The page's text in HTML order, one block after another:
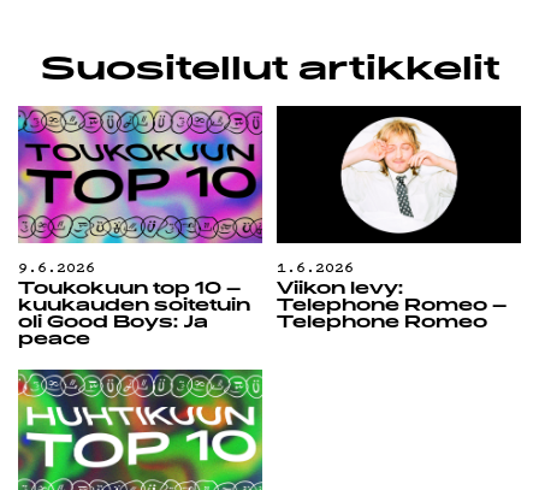
Suositellut artikkelit
9.6.2026
Toukokuun top 10 –
kuukauden soitetuin
oli Good Boys: Ja
peace
1.6.2026
Viikon levy:
Telephone Romeo –
Telephone Romeo